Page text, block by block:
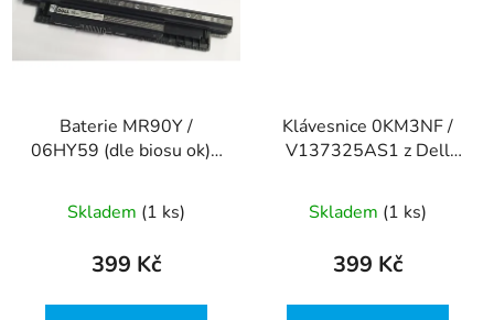
Baterie MR90Y /
06HY59 (dle biosu ok) z
Skladem (1 ks)
399 Kč
Klávesnice 0KM3NF /
V137325AS1 z Dell
Skladem (1 ks)
399 Kč